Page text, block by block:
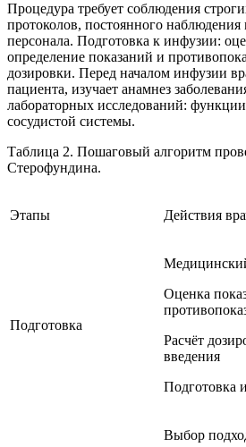
Процедура требует соблюдения
протоколов, постоянного
персонала. Подготовка к инфузии:
определение показаний и
дозировки. Перед началом инфузии
пациента, изучает анамнез
лабораторных исследований:
сосудистой системы.
Таблица 2. Пошаговый алгоритм
Стерофундина.
Этапы Действия
Подготовка
Оценка
Расчёт
введения
Подготовка
Выбор